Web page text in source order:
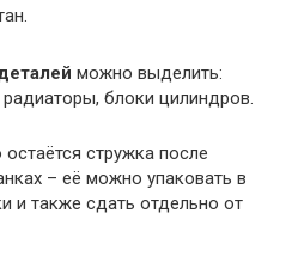
можно выделить:
блоки цилиндров.
остаётся стружка после
– её можно упаковать в
и также сдать отдельно от